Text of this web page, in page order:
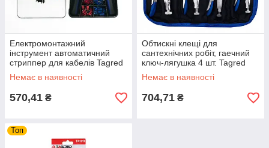
Електромонтажний
інструмент автоматичний
стриппер для кабелів Tagred
TA1118
Немає в наявності
570,41 ₴
Обтискні клещі для
сантехнічних робіт, гаечний
ключ-лягушка 4 шт. Tagred
TA1306
Немає в наявності
704,71 ₴
Топ